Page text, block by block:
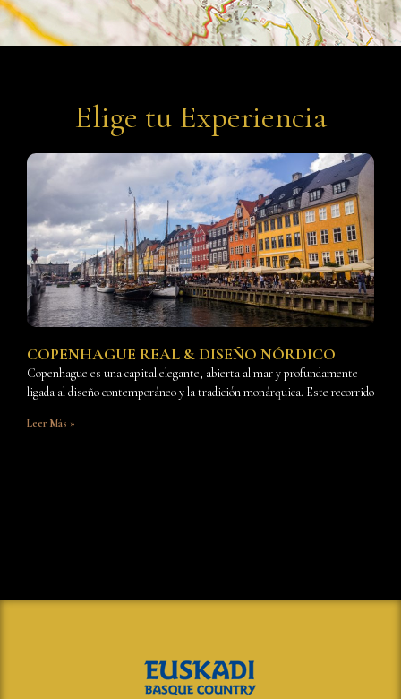
Elige tu Experiencia
COPENHAGUE REAL & DISEÑO NÓRDICO
Copenhague es una capital elegante, abierta al mar y profundamente
ligada al diseño contemporáneo y la tradición monárquica. Este recorrido
Leer Más »